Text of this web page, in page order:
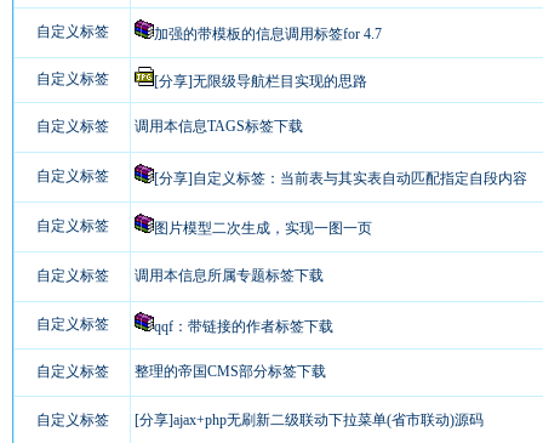
自定义标签 加强的带模板的信息调用标签for 4.7
自定义标签 [分享]无限级导航栏目实现的思路
自定义标签 调用本信息TAGS标签下载
自定义标签 [分享]自定义标签：当前表与其实表自动匹配指定自段内容
自定义标签 图片模型二次生成，实现一图一页
自定义标签 调用本信息所属专题标签下载
自定义标签 qqf：带链接的作者标签下载
自定义标签 整理的帝国CMS部分标签下载
自定义标签 [分享]ajax+php无刷新二级联动下拉菜单(省市联动)源码